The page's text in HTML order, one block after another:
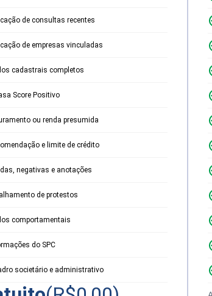
de consultas recentes
de empresas vinculadas
cadastrais completos
Score Positivo
ou renda presumida
e limite de crédito
negativas e anotações
de protestos
comportamentais
do SPC
societário e administrativo